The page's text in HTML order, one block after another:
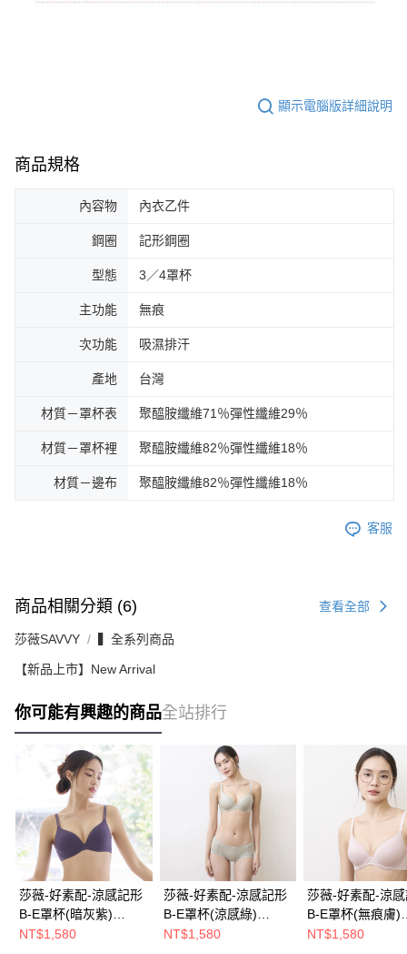
顯示電腦版詳細說明
商品規格
內容物 內衣乙件
鋼圈 記形鋼圈
型態 3／4罩杯
主功能 無痕
次功能 吸濕排汗
產地 台灣
材質－罩杯表 聚醯胺纖維71％彈性纖維29％
材質－罩杯裡 聚醯胺纖維82％彈性纖維18％
材質－邊布 聚醯胺纖維82％彈性纖維18％
客服
商品相關分類 (6) 查看全部
莎薇SAVVY ▍全系列商品
【新品上市】New Arrival
你可能有興趣的商品全站排行
莎薇-好素配-涼感記形
B-E罩杯(暗灰紫)
AB3551FS
NT$1,580
莎薇-好素配-涼感記形
B-E罩杯(涼感綠)
AB3551K2
NT$1,580
莎薇-好素配-涼
B-E罩杯(無痕膚)
AB3551LU
NT$1,580